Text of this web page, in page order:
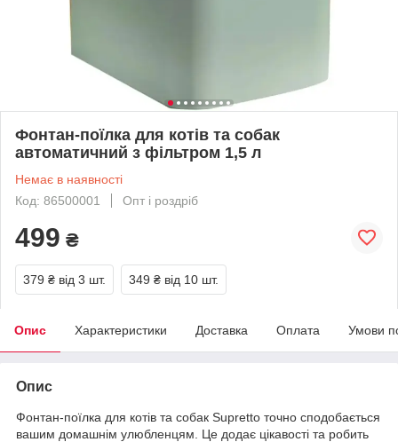
Фонтан-поїлка для котів та собак
автоматичний з фільтром 1,5 л
Немає в наявності
Код: 86500001
Опт і роздріб
499 ₴
379 ₴ від 3 шт. 349 ₴ від 10 шт.
Опис Характеристики Доставка Оплата Умови
Опис
Фонтан-поїлка для котів та собак Supretto точно сподобається
вашим домашнім улюбленцям. Це додає цікавості та робить